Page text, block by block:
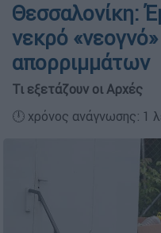
Θεσσαλονίκη:
νεκρό
απορριμμάτων
Τι εξετάζουν οι Αρχές
🕛 χρόνος ανάγνωσης: 1